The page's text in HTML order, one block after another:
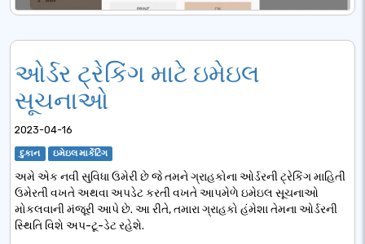
ઓર્ડર ટ્રેકિંગ માટે ઇમેઇલ
સૂચનાઓ
2023-04-16
દુકાન ઇમેઇલ માર્કેટિંગ
અમે એક નવી સુવિધા ઉમેરી છે જે તમને ગ્રાહકોના ઓર્ડરની ટ્રેકિંગ માહિતી
ઉમેરતી વખતે અથવા અપડેટ કરતી વખતે આપમેળે ઇમેઇલ સૂચનાઓ
મોકલવાની મંજૂરી આપે છે. આ રીતે, તમારા ગ્રાહકો હંમેશા તેમના ઓર્ડરની
સ્થિતિ વિશે અપ-ટૂ-ડેટ રહેશે.